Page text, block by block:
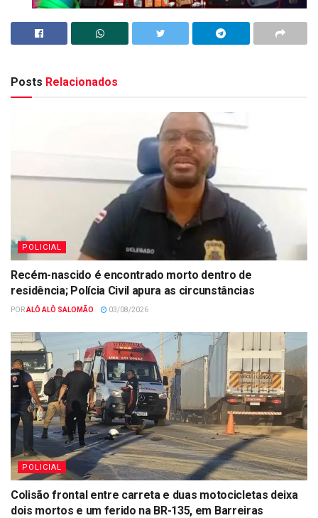
Posts Relacionados
POLICIAL
Recém-nascido é encontrado morto dentro de
residência; Polícia Civil apura as circunstâncias
PORALÔ ALÔ SALOMÃO 03/08/2026
POLICIAL
Colisão frontal entre carreta e duas motocicletas deixa
dois mortos e um ferido na BR-135, em Barreiras